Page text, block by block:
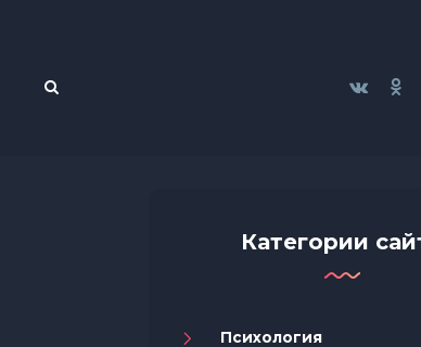
Категории
Психология